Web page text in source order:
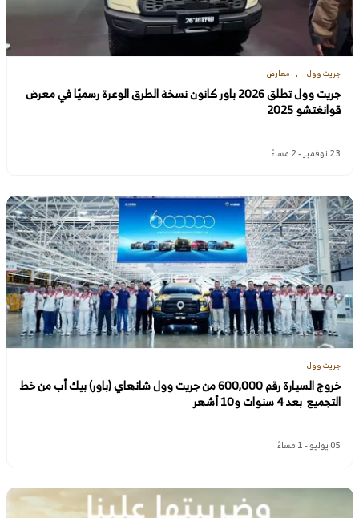
جريت وول معارض
جريت وول تطلق 2026 باور كانون نسخة الطرق الوعرة رسميًا في معرض
قوانغتشو 2025
23 نوفمبر - 2 مساءً
جريت وول
خروج السيارة رقم 600,000 من جريت وول شانهاي (باور) بيك أب من خط
التجميع بعد 4 سنوات و10 أشهر
05 يوليو - 1 مساءً